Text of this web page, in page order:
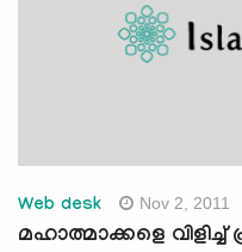
Web desk Nov 2, 2011
മഹാത്മാക്കളെ വിളിച്ച്